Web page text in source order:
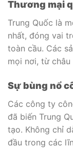
Thương mại
Trung Quốc là
nhất, đóng vai
toàn cầu. Các
mọi nơi, từ châu
Sự bùng nổ
Các công ty
đã biến Trung
tạo. Không chỉ
đầu trong các